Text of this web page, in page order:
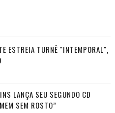
ESTREIA TURNÊ "INTEMPORAL",
LANÇA SEU SEGUNDO CD
SEM ROSTO”